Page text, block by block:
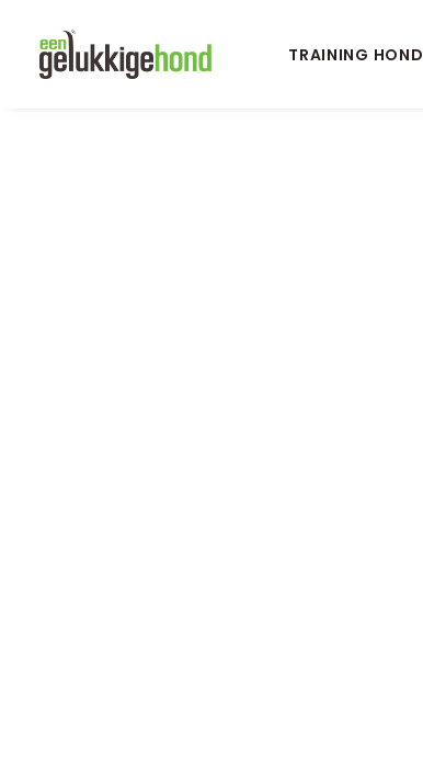
TRAINING HOND